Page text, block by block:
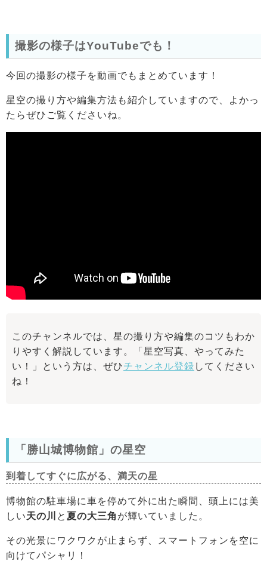
撮影の様子はYouTubeでも！
今回の撮影の様子を動画でもまとめています！
星空の撮り方や編集方法も紹介していますので、よかっ
たらぜひご覧くださいね。
このチャンネルでは、星の撮り方や編集のコツもわか
りやすく解説しています。「星空写真、やってみた
い！」という方は、ぜひチャンネル登録 してください
ね！
「勝山城博物館」の星空
到着してすぐに広がる、満天の星
博物館の駐車場に車を停めて外に出た瞬間、頭上には美
しい天の川 と 夏の大三角 が輝いていました。
その光景にワクワクが止まらず、スマートフォンを空に
向けてパシャリ！